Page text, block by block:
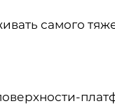
самого